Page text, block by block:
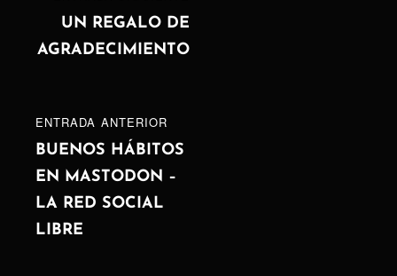
entradas
ENTRADA
ANTERIOR
ENTRADA ANTERIOR
BUENOS HÁBITOS
EN MASTODON –
LA RED SOCIAL
LIBRE
SIGUIENTE
UN REGALO DE
AGRADECIMIENTO